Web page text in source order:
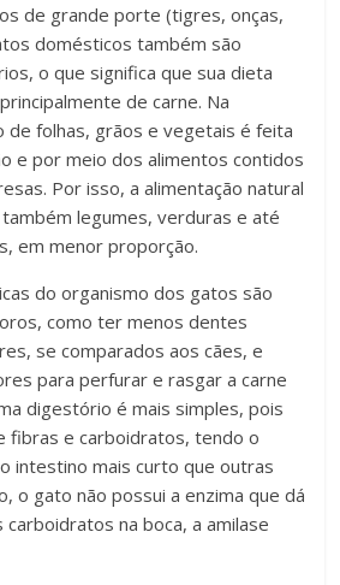
de grande porte (tigres, onças,
domésticos também são
o que significa que sua dieta
de carne. Na
de folhas, grãos e vegetais é feita
e por meio dos alimentos contidos
Por isso, a alimentação natural
legumes, verduras e até
em menor proporção.
do organismo dos gatos são
como ter menos dentes
se comparados aos cães, e
para perfurar e rasgar a carne
digestório é mais simples, pois
fibras e carboidratos, tendo o
intestino mais curto que outras
o gato não possui a enzima que dá
na boca, a amilase